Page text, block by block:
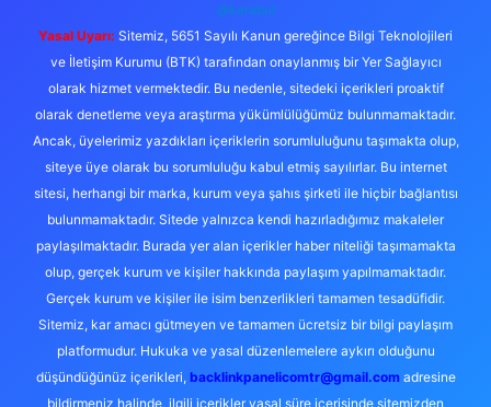
@karabul
Yasal Uyarı: Sitemiz, 5651 Sayılı Kanun gereğince Bilgi Teknolojileri
ve İletişim Kurumu (BTK) tarafından onaylanmış bir Yer Sağlayıcı
olarak hizmet vermektedir. Bu nedenle, sitedeki içerikleri proaktif
olarak denetleme veya araştırma yükümlülüğümüz bulunmamaktadır.
Ancak, üyelerimiz yazdıkları içeriklerin sorumluluğunu taşımakta olup,
siteye üye olarak bu sorumluluğu kabul etmiş sayılırlar. Bu internet
sitesi, herhangi bir marka, kurum veya şahıs şirketi ile hiçbir bağlantısı
bulunmamaktadır. Sitede yalnızca kendi hazırladığımız makaleler
paylaşılmaktadır. Burada yer alan içerikler haber niteliği taşımamakta
olup, gerçek kurum ve kişiler hakkında paylaşım yapılmamaktadır.
Gerçek kurum ve kişiler ile isim benzerlikleri tamamen tesadüfidir.
Sitemiz, kar amacı gütmeyen ve tamamen ücretsiz bir bilgi paylaşım
platformudur. Hukuka ve yasal düzenlemelere aykırı olduğunu
düşündüğünüz içerikleri, backlinkpanelicomtr@gmail.comadresine
bildirmeniz halinde, ilgili içerikler yasal süre içerisinde sitemizden